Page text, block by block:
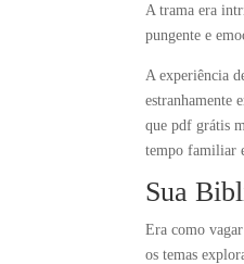
A trama era
pungente e
A experiência
estranhamente
que pdf grátis
tempo familiar
Sua
Era como
os temas